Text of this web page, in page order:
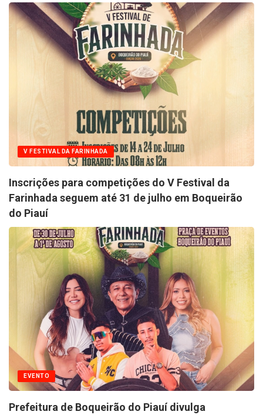
V FESTIVAL DA FARINHADA
Inscrições para competições do V Festival da
Farinhada seguem até 31 de julho em Boqueirão
do Piauí
EVENTO
Prefeitura de Boqueirão do Piauí divulga